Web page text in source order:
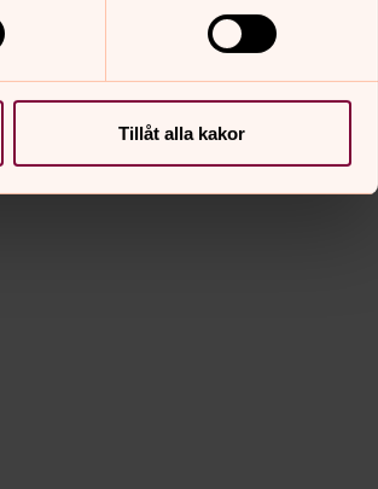
Tillåt alla kakor